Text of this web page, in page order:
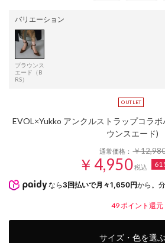
バリエーション
ブラウンス
エード（B
RS）
EVOL×Yukko アンクルストラップコラ
ウンスエード)
通常価格：￥
￥4,950税込
なら 3回払いで月々1,650円から。
49ポイント還元
サイズ・色を選ぶ